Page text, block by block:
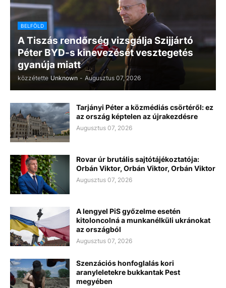
BELFÖLD
A Tiszás rendőrség vizsgálja Szijjártó
Péter BYD-s kinevezését vesztegetés
gyanúja miatt
közzétette Unknown - Augusztus 07, 2026
Tarjányi Péter a közmédiás csörtéről: ez
az ország képtelen az újrakezdésre
Augusztus 07, 2026
Rovar úr brutális sajtótájékoztatója:
Orbán Viktor, Orbán Viktor, Orbán Viktor
Augusztus 07, 2026
A lengyel PiS győzelme esetén
kitoloncolná a munkanélküli ukránokat
az országból
Augusztus 07, 2026
Szenzációs honfoglalás kori
aranyleletekre bukkantak Pest
megyében